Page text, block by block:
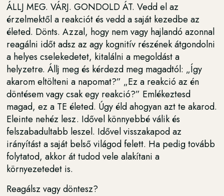
ÁLLJ MEG. VÁRJ. GONDOLD ÁT. Vedd el az
érzelmektől a reakciót és vedd a saját kezedbe az
életed. Dönts. Azzal, hogy nem vagy hajlandó azonnal
reagálni időt adsz az agy kognitív részének átgondolni
a helyes cselekedetet, kitalálni a megoldást a
helyzetre. Állj meg és kérdezd meg magadtól: „Így
akarom eltölteni a napomat?” „Ez a reakció az én
döntésem vagy csak egy reakció?” Emlékeztesd
magad, ez a TE életed. Úgy éld ahogyan azt te akarod.
Eleinte nehéz lesz. Idővel könnyebbé válik és
felszabadultabb leszel. Idővel visszakapod az
irányítást a saját belső világod felett. Ha pedig tovább
folytatod, akkor át tudod vele alakítani a
környezetedet is.
Reagálsz vagy döntesz?